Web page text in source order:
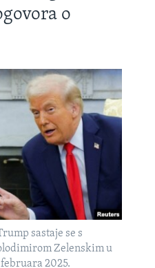
o
sastaje se s
Zelenskim u
2025.